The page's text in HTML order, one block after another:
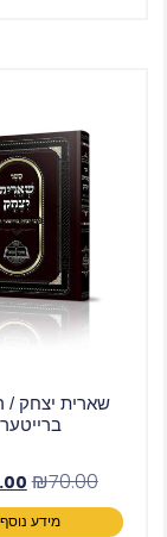
שארית יצחק /
ברייטער
₪70.00
מידע נוסף